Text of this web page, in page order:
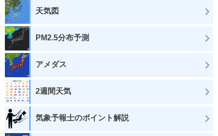
天気図
PM2.5分布予測
アメダス
2週間天気
気象予報士のポイント解説